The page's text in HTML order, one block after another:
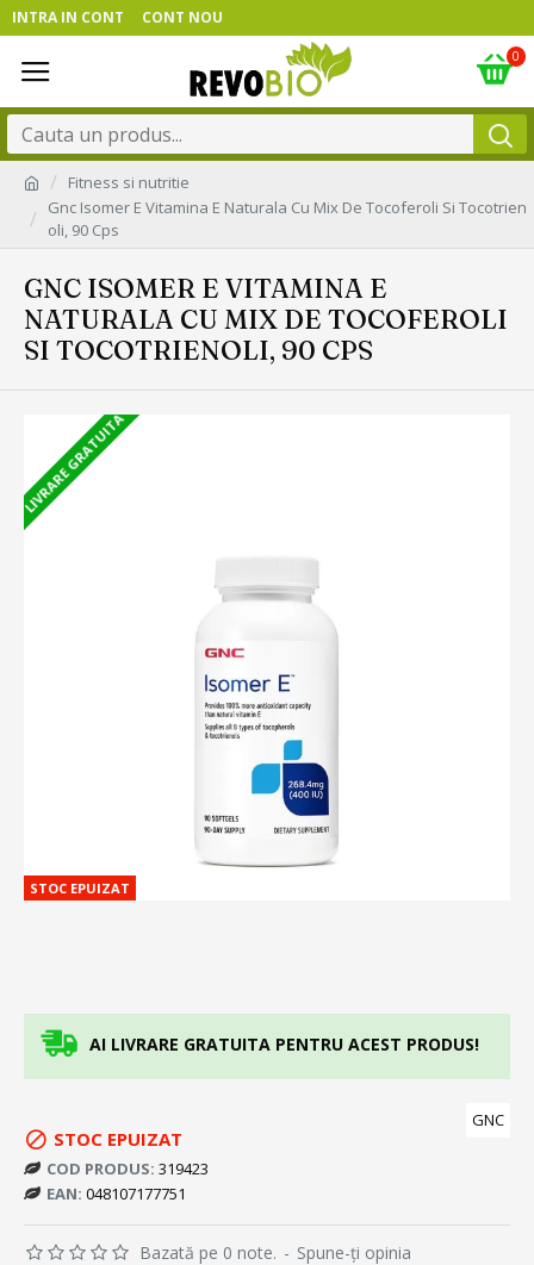
INTRA IN CONT CONT NOU
0
Fitness si nutritie
Gnc Isomer E Vitamina E Naturala Cu Mix De Tocoferoli Si Tocotrien
oli, 90 Cps
GNC ISOMER E VITAMINA E
NATURALA CU MIX DE TOCOFEROLI
SI TOCOTRIENOLI, 90 CPS
LIVRARE GRATUITA
STOC EPUIZAT
AI LIVRARE GRATUITA PENTRU ACEST PRODUS!
STOC EPUIZAT
COD PRODUS: 319423
EAN: 048107177751
GNC
Bazată pe 0 note. - Spune-ţi opinia